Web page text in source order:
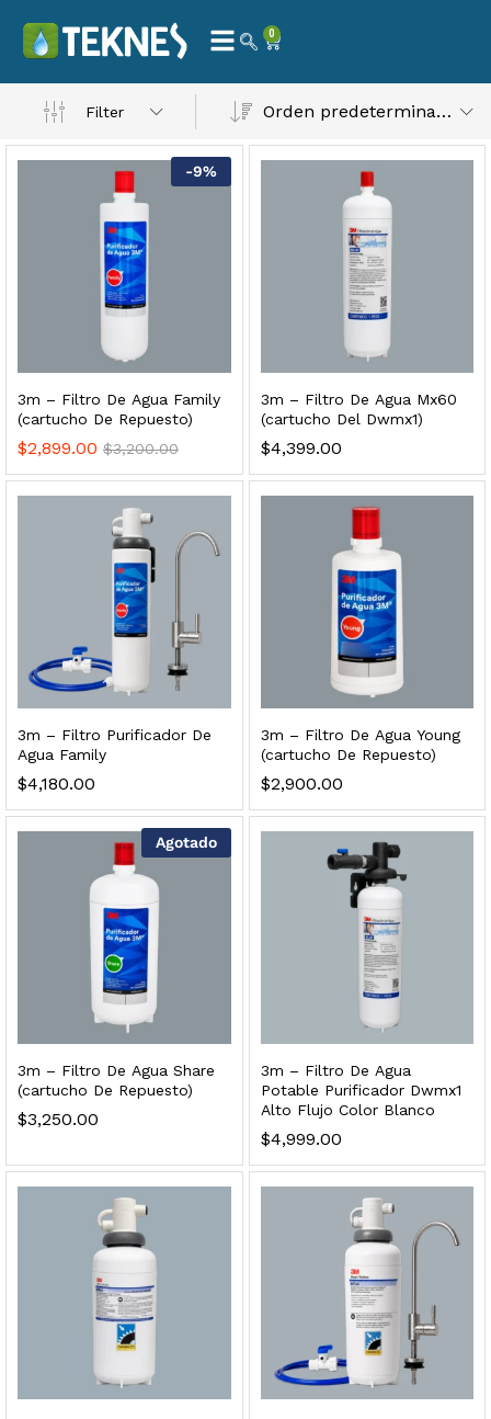
0
Filter Orden predeterminado
-9%
3m – Filtro De Agua Family
(cartucho De Repuesto)
$2,899.00 $3,200.00
3m – Filtro De Agua Mx60
(cartucho Del Dwmx1)
$4,399.00
3m – Filtro Purificador De
Agua Family
$4,180.00
3m – Filtro De Agua Young
(cartucho De Repuesto)
$2,900.00
Agotado
3m – Filtro De Agua Share
(cartucho De Repuesto)
$3,250.00
3m – Filtro De Agua
Potable Purificador Dwmx1
Alto Flujo Color Blanco
$4,999.00
– Máxima Calidad En Filtración
al carrito
250.00
al carrito
Esterilizador UV 25 Watts 4 Pines
999.00